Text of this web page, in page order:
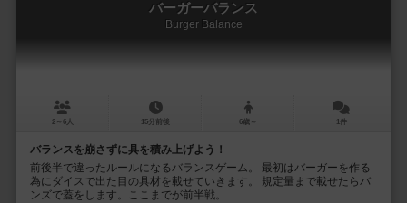
バーガーバランス
Burger Balance
2～6人 15分前後 6歳～ 1件
バランスを崩さずに具を積み上げよう！
前後半で違ったルールになるバランスゲーム。 最初はバーガーを作る
為にダイスで出た目の具材を載せていきます。 規定量まで載せたらバ
ンズで蓋をします。ここまでが前半戦。 ...